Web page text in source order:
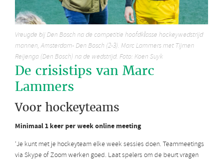
Vreugde bij Den Bosch na de competitie hoofdklasse hockeywedstrijd
mannen, Amsterdam- Den Bosch (2-3). Marc Lammers met Tijmen
Reijenga (Den Bosch) na de wedstrijd. Foto: Koen Suyk
De crisistips van Marc
Lammers
Voor hockeyteams
Minimaal 1 keer per week online meeting
‘Je kunt met je hockeyteam elke week sessies doen. Teammeetings
via Skype of Zoom werken goed. Laat spelers om de beurt vragen